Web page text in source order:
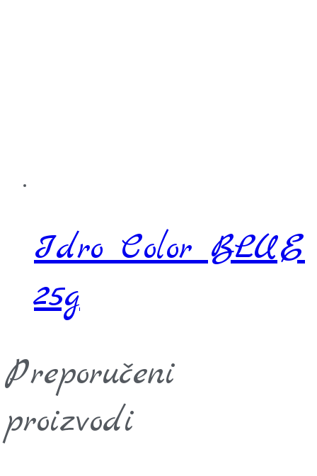
Idro Color BLUE
25g
Preporučeni
proizvodi